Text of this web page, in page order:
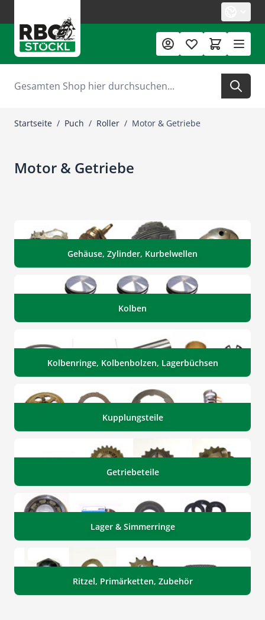
Suche
Startseite / Puch / Roller / Motor & Getriebe
Motor & Getriebe
Gehäuse, Zylinder, Kurbelwellen
Kolben
Kolbenringe, Kolbenbolzen, Lagerbüchsen
Kupplungsteile
Getriebeteile
Lager & Simmerringe
Ritzel, Primärketten, Zubehör